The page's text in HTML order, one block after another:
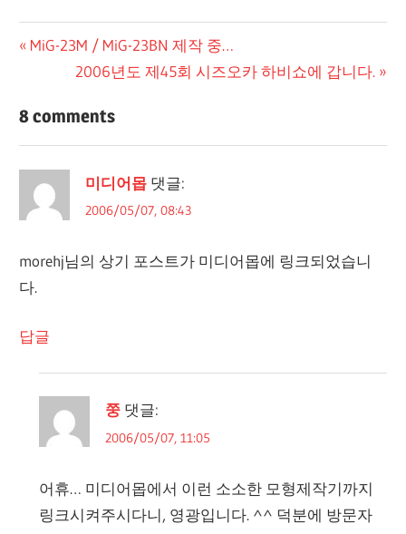
글
색
Previous
MiG-23M / MiG-23BN 제작 중…
Next
2006년도 제45회 시즈오카 하비쇼에 갑니다.
8 comments
미디어몹 댓글:
2006/05/07, 08:43
morehj님의 상기 포스트가 미디어몹에 링크되었습니
다.
답글
쭝 댓글:
2006/05/07, 11:05
어휴… 미디어몹에서 이런 소소한 모형제작기까지
링크시켜주시다니, 영광입니다. ^^ 덕분에 방문자